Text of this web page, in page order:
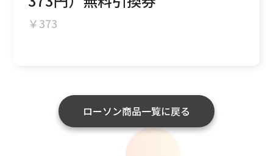
373
ローソン商品一覧に戻る